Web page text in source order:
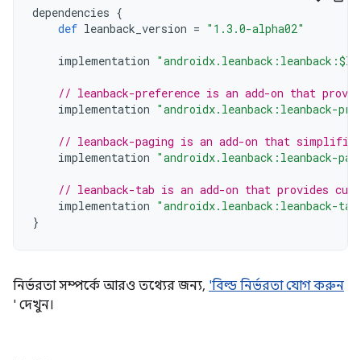
dependencies {
def leanback_version = "1.3.0-alpha02"
implementation
// leanback-preference is an add-on that
implementation "androidx.leanback:leanback-
// leanback-paging is an add-on that
implementation "androidx.leanback:leanback-
// leanback-tab is an add-on that provides
implementation "androidx.leanback:leanback-
}
নির্ভরতা সম্পর্কে আরও তথ্যের জন্য, 'বিল্ড নির্ভরতা যোগ করুন
' দেখুন।